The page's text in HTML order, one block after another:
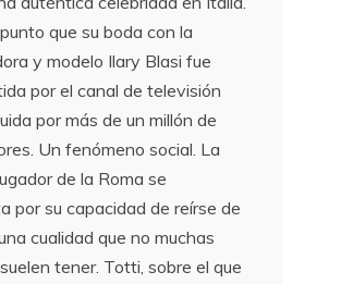
que su boda con la
y modelo Ilary Blasi fue
por el canal de televisión
por más de un millón de
Un fenómeno social. La
de la Roma se
por su capacidad de reírse de
cualidad que no muchas
tener. Totti, sobre el que